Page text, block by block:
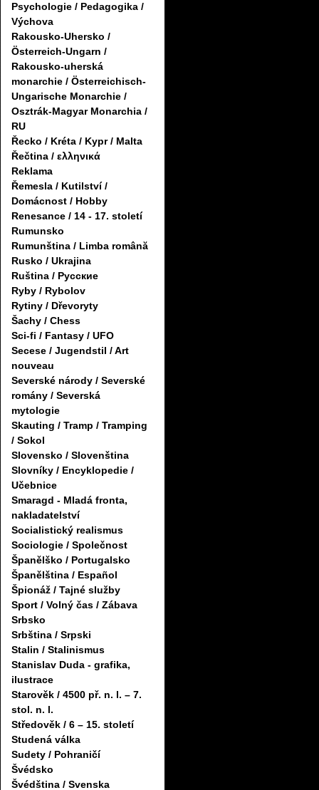
Psychologie / Pedagogika /
Výchova
Rakousko-Uhersko /
Österreich-Ungarn /
Rakousko-uherská
monarchie / Österreichisch-
Ungarische Monarchie /
Osztrák-Magyar Monarchia /
RU
Řecko / Kréta / Kypr / Malta
Řečtina / ελληνικά
Reklama
Řemesla / Kutilství /
Domácnost / Hobby
Renesance / 14 - 17. století
Rumunsko
Rumunština / Limba română
Rusko / Ukrajina
Ruština / Русские
Ryby / Rybolov
Rytiny / Dřevoryty
Šachy / Chess
Sci-fi / Fantasy / UFO
Secese / Jugendstil / Art
nouveau
Severské národy / Severské
romány / Severská
mytologie
Skauting / Tramp / Tramping
/ Sokol
Slovensko / Slovenština
Slovníky / Encyklopedie /
Učebnice
Smaragd - Mladá fronta,
nakladatelství
Socialistický realismus
Sociologie / Společnost
Španělško / Portugalsko
Španělština / Español
Špionáž / Tajné služby
Sport / Volný čas / Zábava
Srbsko
Srbština / Srpski
Stalin / Stalinismus
Stanislav Duda - grafika,
ilustrace
Starověk / 4500 př. n. l. – 7.
stol. n. l.
Středověk / 6 – 15. století
Studená válka
Sudety / Pohraničí
Švédsko
Švédština / Svenska